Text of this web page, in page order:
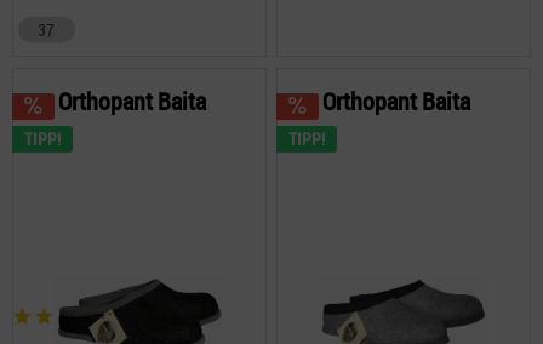
37
TIPP!
Orthopant Baita
TIPP!
Orthopant Baita